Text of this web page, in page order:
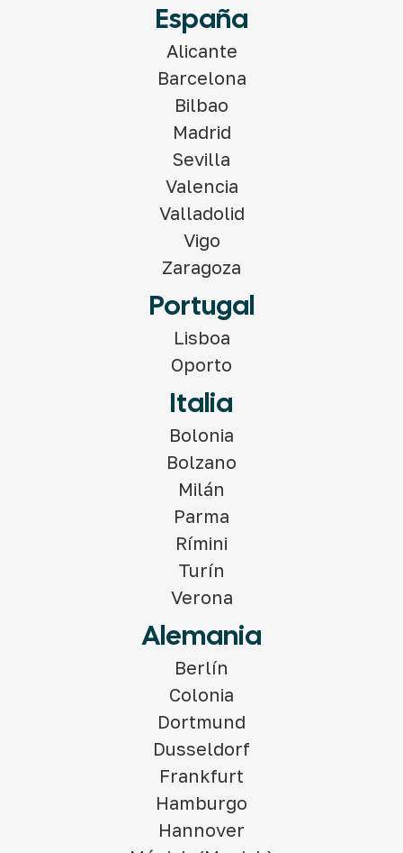
España
Alicante
Barcelona
Bilbao
Madrid
Sevilla
Valencia
Valladolid
Vigo
Zaragoza
Portugal
Lisboa
Oporto
Italia
Bolonia
Bolzano
Milán
Parma
Rímini
Turín
Verona
Alemania
Berlín
Colonia
Dortmund
Dusseldorf
Frankfurt
Hamburgo
Hannover